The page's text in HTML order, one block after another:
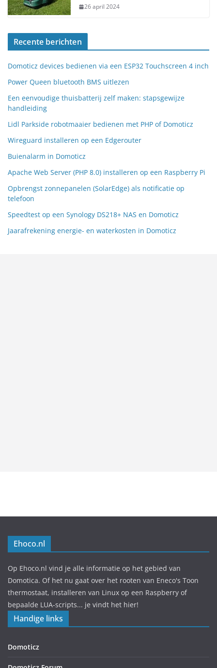
26 april 2024
Recente berichten
Domoticz devices bedienen via een ESP32 Touchscreen 4 inch
Power Queen bluetooth BMS uitlezen
Een eenvoudige thuisbatterij zelf maken: stapsgewijze
handleiding
Lidl Parkside robotmaaier bedienen met PHP of Domoticz
Wireguard installeren op een Edgerouter
Buienalarm in Domoticz
Apache Web Server (PHP 8.0) installeren op een Raspberry Pi
Opbrengst zonnepanelen (SolarEdge) als notificatie op
telefoon
Speedtest op een Synology DS218+ NAS en Domoticz
Jaarafrekening energie- en waterkosten in Domoticz
Ehoco.nl
Op Ehoco.nl vind je alle informatie op het gebied van
Domotica. Of het nu gaat over het rooten van Eneco's Toon
thermostaat, installeren van Linux op een Raspberry of
bepaalde LUA-scripts... je vindt het hier!
Handige links
Domoticz